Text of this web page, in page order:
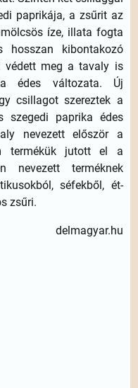
paprikája, a zsűrit az
íze, illata fogta
kibontakozó
védett meg a tavaly is
édes változata. Új
csillagot szereztek a
szegedi paprika édes
ne­­vezett először a
termékük jutott el a
nevezett terméknek
séfekből, ét­­
zsűri.
delmagyar.hu